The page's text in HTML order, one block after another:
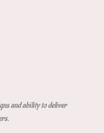
and ability to deliver